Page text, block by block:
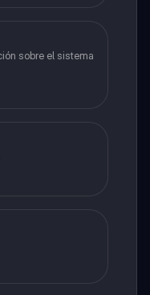
sobre el sistema